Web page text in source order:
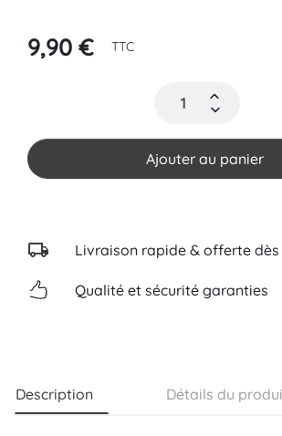
9,90 € TTC
Ajouter au panier
Livraison rapide & offerte
Qualité et sécurité garanties
Description Détails du